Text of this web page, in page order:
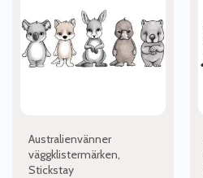
Australienvänner
väggklistermärken,
Stickstay